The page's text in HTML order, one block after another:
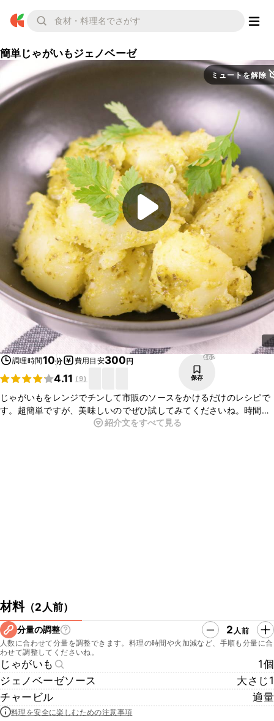
簡単じゃがいもジェノベーゼ
ミュートを解除
調理時間10分 費用目安300円
4.11 (9)
462
保存
じゃがいもをレンジでチンして市販のソースをかけるだけのレシピで
す。超簡単ですが、美味しいのでぜひ試してみてくださいね。時間の
ない時などにぴったりの1品になりますよ。マヨネーズなど入れても
紹介文をすべて見る
材料（2人前）
分量の調整 2 人前
人数に合わせて分量を調整できます。料理の時間や火加減など、手順も分量に合
わせて調整してくださいね。
じゃがいも
1個
ジェノベーゼソース
大さじ1
チャービル
適量
料理を安全に楽しむための注意事項